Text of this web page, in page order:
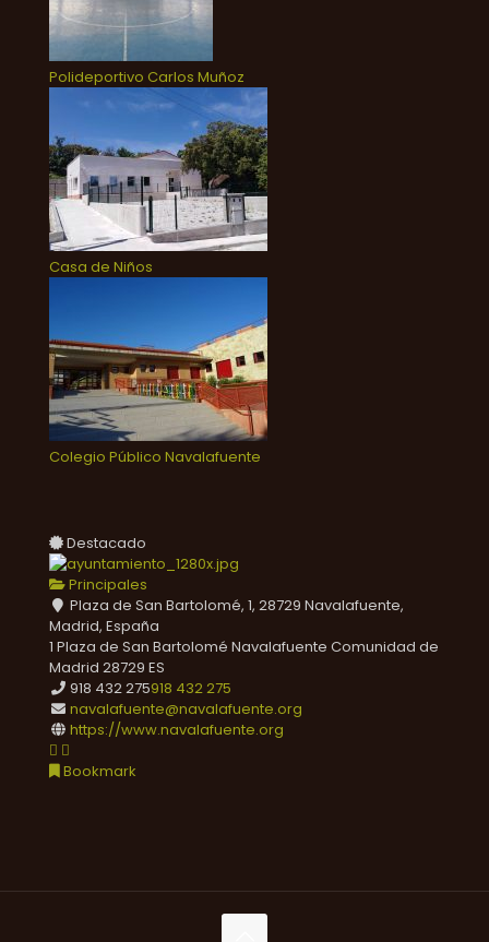
Polideportivo Carlos Muñoz
Casa de Niños
Colegio Público Navalafuente
Destacado
Principales
Plaza de San Bartolomé, 1, 28729 Navalafuente,
Madrid, España
1 Plaza de San Bartolomé Navalafuente Comunidad de
Madrid 28729 ES
918 432 275918 432 275
navalafuente@navalafuente.org
https://www.navalafuente.org
Bookmark